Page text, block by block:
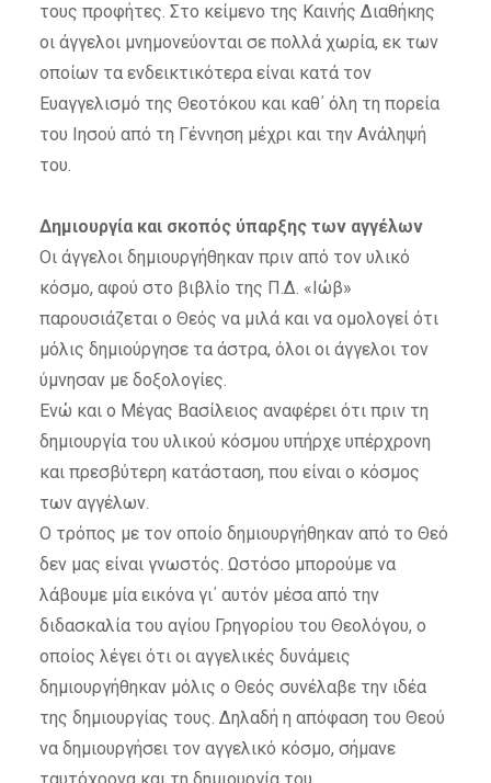
τους προφήτες. Στο κείμενο της Καινής Διαθήκης
οι άγγελοι μνημονεύονται σε πολλά χωρία, εκ των
οποίων τα ενδεικτικότερα είναι κατά τον
Ευαγγελισμό της Θεοτόκου και καθ΄ όλη τη πορεία
του Ιησού από τη Γέννηση μέχρι και την Ανάληψή
του.
Δημιουργία και σκοπός ύπαρξης των αγγέλων
Οι άγγελοι δημιουργήθηκαν πριν από τον υλικό
κόσμο, αφού στο βιβλίο της Π.Δ. «Ιώβ»
παρουσιάζεται ο Θεός να μιλά και να ομολογεί ότι
μόλις δημιούργησε τα άστρα, όλοι οι άγγελοι τον
ύμνησαν με δοξολογίες.
Ενώ και ο Μέγας Βασίλειος αναφέρει ότι πριν τη
δημιουργία του υλικού κόσμου υπήρχε υπέρχρονη
και πρεσβύτερη κατάσταση, που είναι ο κόσμος
των αγγέλων.
Ο τρόπος με τον οποίο δημιουργήθηκαν από το Θεό
δεν μας είναι γνωστός. Ωστόσο μπορούμε να
λάβουμε μία εικόνα γι΄ αυτόν μέσα από την
διδασκαλία του αγίου Γρηγορίου του Θεολόγου, ο
οποίος λέγει ότι οι αγγελικές δυνάμεις
δημιουργήθηκαν μόλις ο Θεός συνέλαβε την ιδέα
της δημιουργίας τους. Δηλαδή η απόφαση του Θεού
να δημιουργήσει τον αγγελικό κόσμο, σήμανε